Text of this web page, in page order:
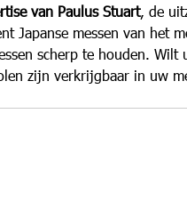
van Paulus Stuart, de
Japanse messen van het
scherp te houden. Wilt
zijn verkrijgbaar in uw